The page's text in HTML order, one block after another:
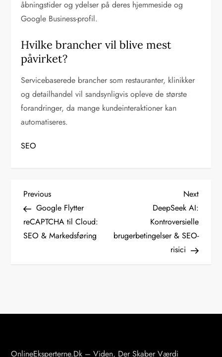
åbningstider og ydelser på deres hjemmeside og
Google Business-profil.
Hvilke brancher vil blive mest
påvirket?
Servicebaserede brancher som restauranter, klinikker
og detailhandel vil sandsynligvis opleve de største
forandringer, da mange kundeinteraktioner kan
automatiseres.
SEO
I
n
d
l
i
Previous
Post
Previous
Google Flytter
reCAPTCHA til Cloud:
SEO & Markedsføring
Next
Post
Next
DeepSeek AI:
Kontroversielle
brugerbetingelser & SEO-
risici
OnlineEksperterne.dk – Viden, Der Skaber Værdi